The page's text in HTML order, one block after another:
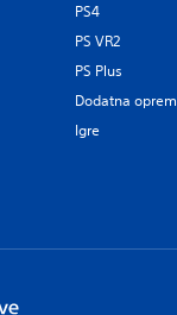
PS4
PS VR2
PS Plus
Dodatna
Igre